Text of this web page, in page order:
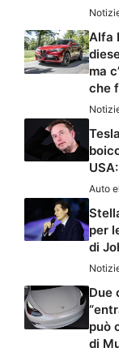
Alfa
ma
che
Auto
per
di
Due
può
di